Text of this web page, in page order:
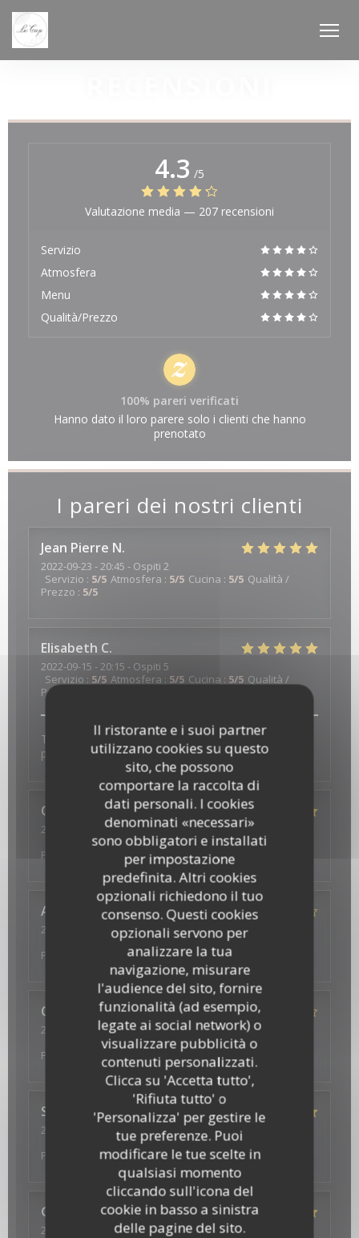
Personalizzazione delle tue scelte sui cookie
Il ristorante e i suoi partner
utilizzano cookies su questo
sito, che possono
comportare la raccolta di
dati personali. I cookies
denominati «necessari»
sono obbligatori e installati
per impostazione
predefinita. Altri cookies
opzionali richiedono il tuo
consenso. Questi cookies
opzionali servono per
analizzare la tua
navigazione, misurare
l'audience del sito, fornire
funzionalità (ad esempio,
legate ai social network) o
visualizzare pubblicità o
contenuti personalizzati.
Clicca su 'Accetta tutto',
'Rifiuta tutto' o
'Personalizza' per gestire le
tue preferenze. Puoi
modificare le tue scelte in
qualsiasi momento
cliccando sull'icona del
cookie in basso a sinistra
delle pagine del sito.
I pareri dei nostri clienti
Jean Pierre N
2022-09-23 - 20:45 - Ospiti 2
Servizio : 5/5 Atmosfera : 5/5 Cucina : 5/5 Qualità /
Prezzo : 5/5
Elisabeth C
2022-09-15 - 20:15 - Ospiti 5
Servizio : 5/5 Atmosfera : 5/5 Cucina : 5/5 Qualità /
Prezzo
Toujours très chaleureux acceuil et plats excellents
plus bon rapport qualite/prix
Carlos
2022-08-07
- 21:15 - Ospiti 4
5/5 Atmosfera:5/5 Cucina:5/5 Qualità /
Prezzo
Anne-MarieB
2022-08-05
- 12:45 - Ospiti 2
Atmosfera: 4/5 Cucina: 5/5
Prezzo
Christine D
2022-07-21
- 20:15 - Ospiti 2
/5 Atmosfera:4/5 Cucina:4/5 Qualità /
Prezzo
SéverineM
2022-07-10
- 19:30 - Ospiti 4
Atmosfera:5/5 Cucina :5/5
Prezzo
GUILLAUMED
2022-07-04
- 19:45 - Ospiti 2
4.3 /5
Valutazione media — 207 recensioni
Servizio
Atmosfera
Menu
Qualità/Prezzo
100% pareri verificati
Hanno dato il loro parere solo i clienti che hanno
prenotato